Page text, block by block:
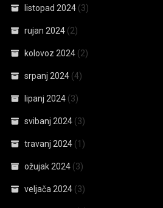
listopad 2024 (3)
rujan 2024 (2)
kolovoz 2024 (2)
srpanj 2024 (4)
lipanj 2024 (3)
svibanj 2024 (3)
travanj 2024 (1)
ožujak 2024 (3)
veljača 2024 (3)